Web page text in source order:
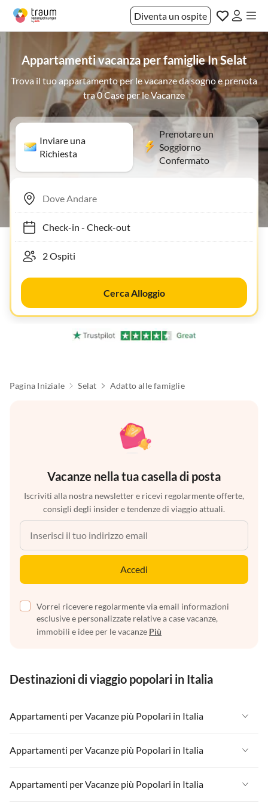
Diventa un ospite
Appartamenti vacanza per famiglie In Selat
Trova il tuo appartamento per le vacanze da sogno e prenota
tra 0 Case per le Vacanze
Inviare una
Richiesta
Prenotare un
Soggiorno
Confermato
Check-in- Check-out
Cerca Alloggio
Pagina Iniziale Selat Adatto alle famiglie
Vacanze nella tua casella di posta
Iscriviti alla nostra newsletter e ricevi regolarmente offerte,
consigli degli insider e tendenze di viaggio attuali.
Accedi
Vorrei ricevere regolarmente via email informazioni
esclusive e personalizzate relative a case vacanze,
immobili e idee per le vacanze Più
Destinazioni di viaggio popolari in Italia
Appartamenti per Vacanze più Popolari in Italia
Appartamenti per Vacanze in Italia
Appartamenti per Vacanze in Liguria
Appartamenti per Vacanze in Lombardia
Appartamenti per Vacanze più Popolari in Italia
Appartamenti per Vacanze in Italia
Appartamenti per Vacanze più Popolari in Italia